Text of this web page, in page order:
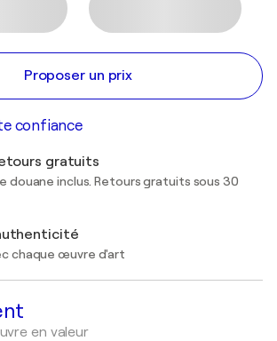
Proposer un prix
confiance
gratuits
douane inclus. Retours gratuits sous 30
chaque œuvre d'art
en valeur